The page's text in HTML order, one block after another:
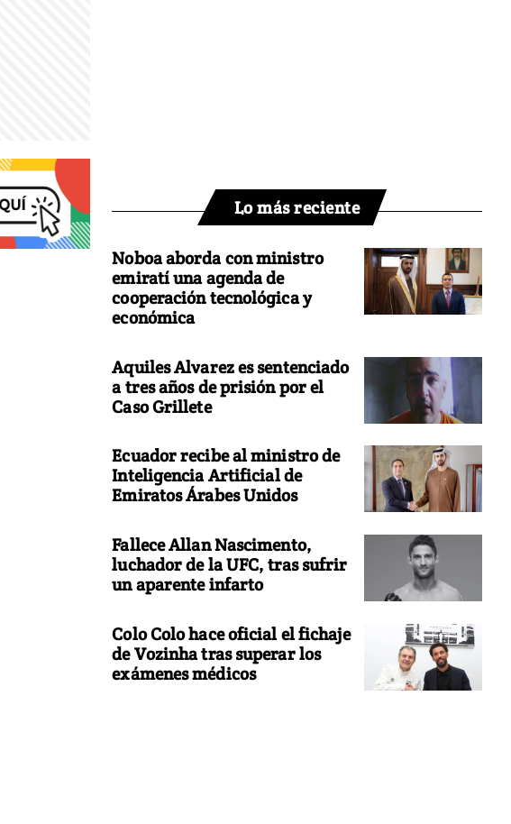
Lo más reciente
Noboa aborda con ministro
emiratí una agenda de
cooperación tecnológica y
económica
Aquiles Alvarez es sentenciado
a tres años de prisión por el
Caso Grillete
Ecuador recibe al ministro de
Inteligencia Artificial de
Emiratos Árabes Unidos
Fallece Allan Nascimento,
luchador de la UFC, tras sufrir
un aparente infarto
Colo Colo hace oficial el fichaje
de Vozinha tras superar los
exámenes médicos